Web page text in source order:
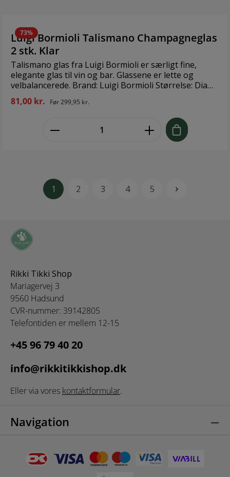
73%
Luigi Bormioli Talismano Champagneglas
2 stk. Klar
Talismano glas fra Luigi Bormioli er særligt fine,
elegante glas til vin og bar. Glassene er lette og
velbalancerede. Brand: Luigi Bormioli Størrelse: Dia
7,8 x 24,5 cm 40 cl Materiale: Glas
81,00 kr. Før299,95 kr.
1 2 3 4 5
Rikki Tikki Shop
Mariagervej 3
9560 Hadsund
CVR-nummer: 39142805
Telefontiden er mellem 12-15
+45 96 79 40 20
info@rikkitikkishop.dk
Eller via vores kontaktformular.
Navigation